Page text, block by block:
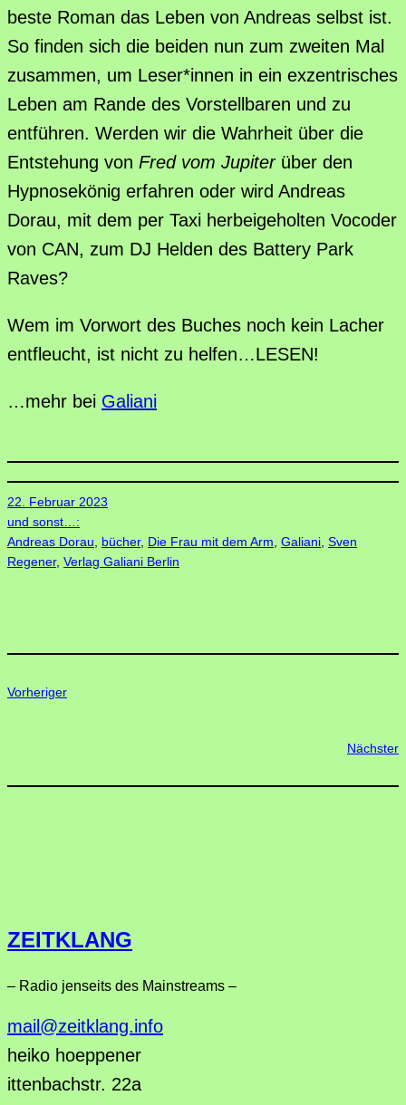
beste Roman das Leben von Andreas selbst ist.
So finden sich die beiden nun zum zweiten Mal
zusammen, um Leser*innen in ein exzentrisches
Leben am Rande des Vorstellbaren und zu
entführen. Werden wir die Wahrheit über die
Entstehung von Fred vom Jupiterüber den
Hypnosekönig erfahren oder wird Andreas
Dorau, mit dem per Taxi herbeigeholten Vocoder
von CAN, zum DJ Helden des Battery Park
Raves?
Wem im Vorwort des Buches noch kein Lacher
entfleucht, ist nicht zu helfen…LESEN!
…mehr bei Galiani
22. Februar 2023
und sonst…:
Andreas Dorau
bücher, Die Frau mit dem Arm Galiani Sven
Regener, Verlag Galiani Berlin
Vorheriger
Nächster
ZEITKLANG
– Radio jenseits des Mainstreams –
mail@zeitklang.info
heiko hoeppener
ittenbachstr. 22a